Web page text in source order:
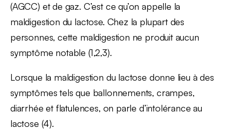
(AGCC) et de gaz. C’est ce qu’on appelle la
maldigestion du lactose. Chez la plupart des
personnes, cette maldigestion ne produit aucun
symptôme notable (1,2,3).
Lorsque la maldigestion du lactose donne lieu à des
symptômes tels que ballonnements, crampes,
diarrhée et flatulences, on parle d’intolérance au
lactose (4).